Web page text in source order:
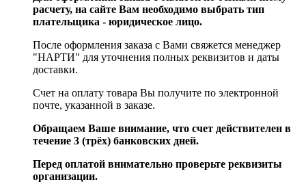
расчету, на сайте Вам необходимо выбрать тип
плательщика - юридическое лицо.
После оформления заказа с Вами свяжется менеджер
"НАРТИ" для уточнения полных реквизитов и даты
доставки.
Счет на оплату товара Вы получите по электронной
почте, указанной в заказе.
Обращаем Ваше внимание, что счет действителен в
течение 3 (трёх) банковских дней.
Перед оплатой внимательно проверьте реквизиты
организации.